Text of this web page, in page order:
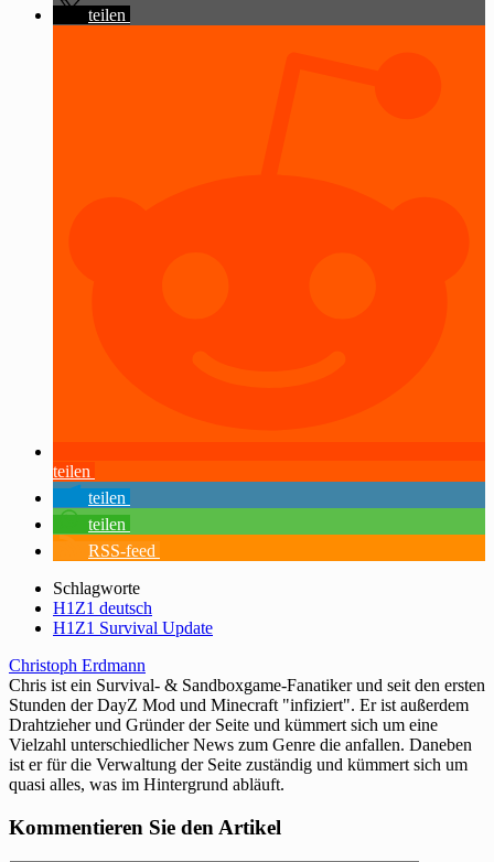
teilen
teilen
teilen
teilen
RSS-feed
Schlagworte
H1Z1 deutsch
H1Z1 Survival Update
Christoph Erdmann
Chris ist ein Survival- & Sandboxgame-Fanatiker und seit den ersten
Stunden der DayZ Mod und Minecraft "infiziert". Er ist außerdem
Drahtzieher und Gründer der Seite und kümmert sich um eine
Vielzahl unterschiedlicher News zum Genre die anfallen. Daneben
ist er für die Verwaltung der Seite zuständig und kümmert sich um
quasi alles, was im Hintergrund abläuft.
Kommentieren Sie den Artikel